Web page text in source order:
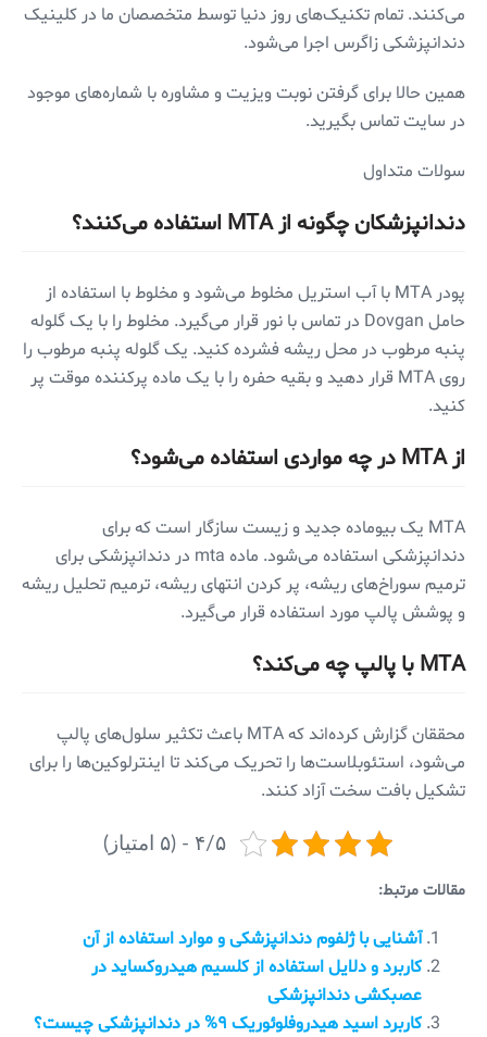
می‌کنند. تمام تکنیک‌های روز دنیا توسط متخصصان ما در کلینیک
دندانپزشکی زاگرس اجرا می‌شود.
همین حالا برای گرفتن نوبت ویزیت و مشاوره با شماره‌های موجود
در سایت تماس بگیرید.
سولات متداول
دندانپزشکان چگونه از MTA استفاده می‌کنند؟
پودر MTA با آب استریل مخلوط می‌شود و مخلوط با استفاده از
حامل Dovgan در تماس با نور قرار می‌گیرد. مخلوط را با یک گلوله
پنبه مرطوب در محل ریشه فشرده کنید. یک گلوله پنبه مرطوب را
روی MTA قرار دهید و بقیه حفره را با یک ماده پرکننده موقت پر
کنید.
از MTA در چه مواردی استفاده می‌شود؟
MTA یک بیوماده جدید و زیست سازگار است که برای
دندانپزشکی استفاده می‌شود. ماده mta در دندانپزشکی برای
ترمیم سوراخ‌های ریشه، پر کردن انتهای ریشه، ترمیم تحلیل ریشه
و پوشش پالپ مورد استفاده قرار می‌گیرد.
MTA با پالپ چه می‌کند؟
محققان گزارش کرده‌اند که MTA باعث تکثیر سلول‌های پالپ
می‌شود، استئوبلاست‌ها را تحریک می‌کند تا اینترلوکین‌ها را برای
تشکیل بافت سخت آزاد کنند.
۴/۵ - (۵ امتیاز)
مقالات مرتبط:
آشنایی با ژلفوم دندانپزشکی و موارد استفاده از آن
کاربرد و دلایل استفاده از کلسیم هیدروکساید در
عصبکشی دندانپزشکی
کاربرد اسید هیدروفلوئوریک ۹% در دندانپزشکی چیست؟